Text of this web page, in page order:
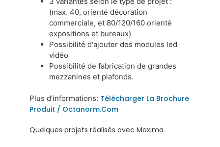
(max. 40, orienté décoration
commerciale, et 80/120/160 orienté
expositions et bureaux)
Possibilité d'ajouter des modules led
vidéo
Possibilité de fabrication de grandes
mezzanines et plafonds.
Plus d'informations: Télécharger La Brochure
Produit / Octanorm.com
Quelques projets réalisés avec Maxima